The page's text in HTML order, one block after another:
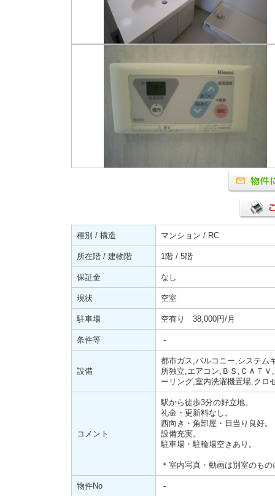
種別 / 構造 マンション / RC
所在階 / 建物階 1階 / 5階
保証金 なし
現状 空室
駐車場 空有り 38,000円/月
条件等 -
設備
都市ガス,バルコニー,システム
所独立,エアコン,ＢＳ,ＣＡＴ
ーリング,室内洗濯機置場,クロ
コメント
駅から徒歩3分の好立地。
礼金・更新料なし。
西向き・角部屋・日当り良好。
設備充実。
駐車場・駐輪場空きあり。
＊室内写真・動画は別室のも
物件No -